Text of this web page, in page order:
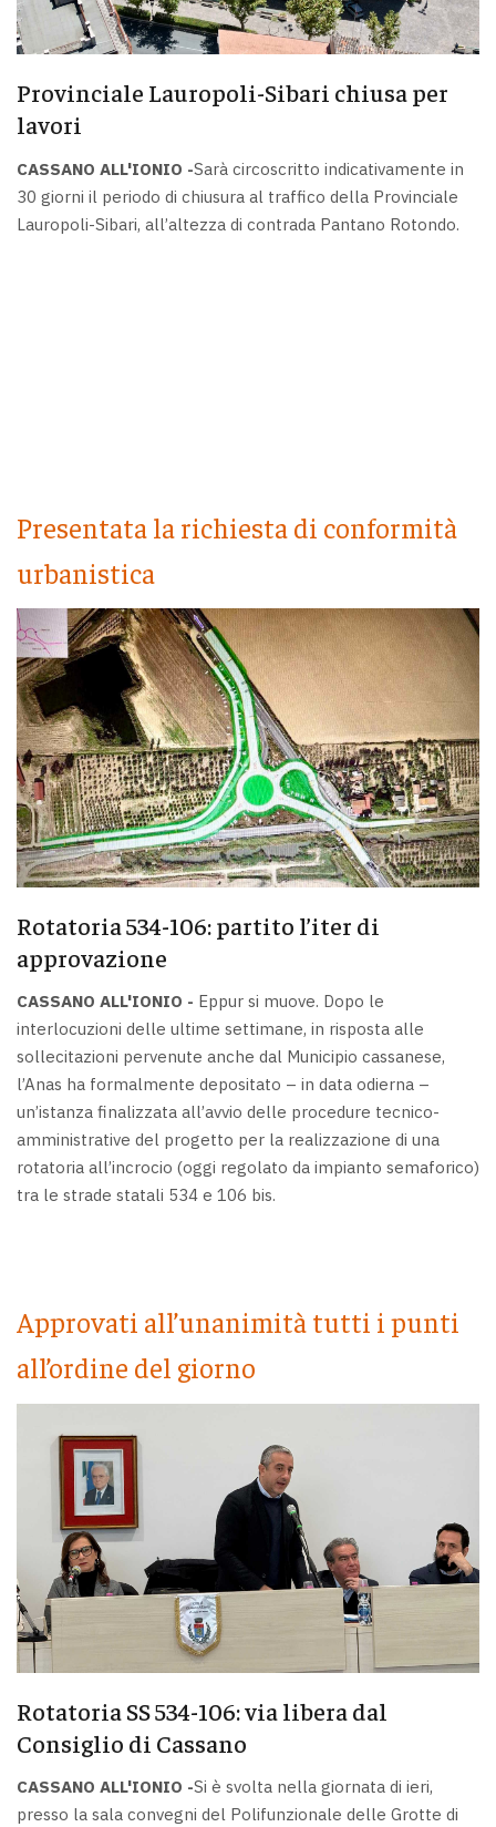
Provinciale Lauropoli-Sibari chiusa per
lavori
CASSANO ALL'IONIO -Sarà circoscritto indicativamente in
30 giorni il periodo di chiusura al traffico della Provinciale
Lauropoli-Sibari, all’altezza di contrada Pantano Rotondo.
Presentata la richiesta di conformità
urbanistica
Rotatoria 534-106: partito l’iter di
approvazione
CASSANO ALL'IONIO - Eppur si muove. Dopo le
interlocuzioni delle ultime settimane, in risposta alle
sollecitazioni pervenute anche dal Municipio cassanese,
l’Anas ha formalmente depositato – in data odierna –
un’istanza finalizzata all’avvio delle procedure tecnico-
amministrative del progetto per la realizzazione di una
rotatoria all’incrocio (oggi regolato da impianto semaforico)
tra le strade statali 534 e 106 bis.
Approvati all’unanimità tutti i punti
all’ordine del giorno
Rotatoria SS 534-106: via libera dal
Consiglio di Cassano
CASSANO ALL'IONIO -Si è svolta nella giornata di ieri,
presso la sala convegni del Polifunzionale delle Grotte di